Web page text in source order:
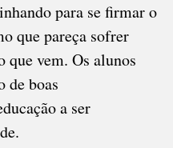
para se firmar o
que pareça sofrer
que vem. Os alunos
de boas
a ser